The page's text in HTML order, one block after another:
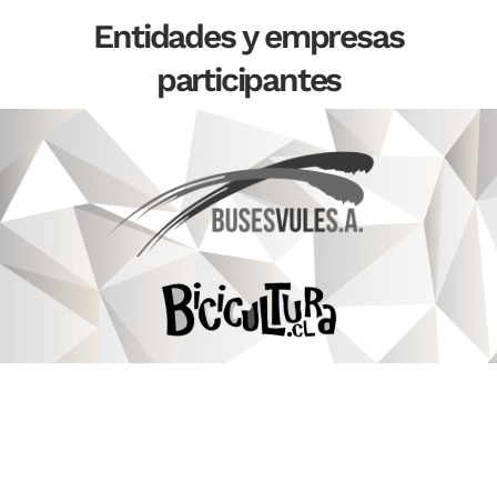
Entidades y empresas
participantes